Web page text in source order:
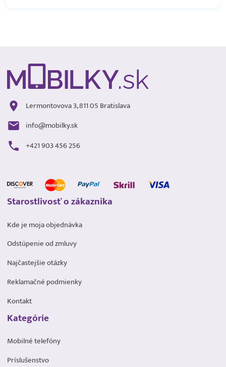
Lermontovova 3, 811 05 Bratislava
info@mobilky.sk
+421 903 456 256
Starostlivosť o zákaznika
Kde je moja objednávka
Odstúpenie od zmluvy
Najčastejšie otázky
Reklamačné podmienky
Kontakt
Kategórie
Mobilné telefóny
Príslušenstvo